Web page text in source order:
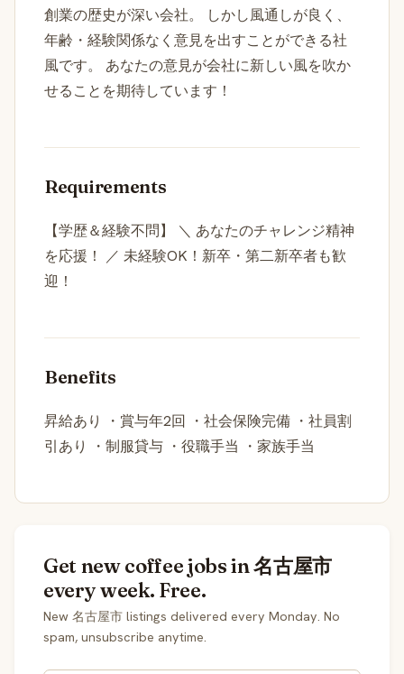
創業の歴史が深い会社。 しかし風通しが良く、
年齢・経験関係なく意見を出すことができる社
風です。 あなたの意見が会社に新しい風を吹か
せることを期待しています！
Requirements
【学歴＆経験不問】 ＼ あなたのチャレンジ精神
を応援！ ／ 未経験OK！新卒・第二新卒者も歓
迎！
Benefits
昇給あり ・賞与年2回 ・社会保険完備 ・社員割
引あり ・制服貸与 ・役職手当 ・家族手当
Get new coffee jobs in 名古屋市
every week. Free.
New 名古屋市 listings delivered every Monday. No
spam, unsubscribe anytime.